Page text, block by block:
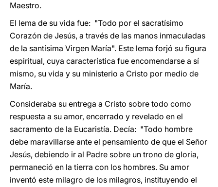
Maestro.
El lema de su vida fue: "Todo por el sacratísimo
Corazón de Jesús, a través de las manos inmaculadas
de la santísima Virgen María". Este lema forjó su figura
espiritual, cuya característica fue encomendarse a sí
mismo, su vida y su ministerio a Cristo por medio de
María.
Consideraba su entrega a Cristo sobre todo como
respuesta a su amor, encerrado y revelado en el
sacramento de la Eucaristía. Decía: "Todo hombre
debe maravillarse ante el pensamiento de que el Señor
Jesús, debiendo ir al Padre sobre un trono de gloria,
permaneció en la tierra con los hombres. Su amor
inventó este milagro de los milagros, instituyendo el